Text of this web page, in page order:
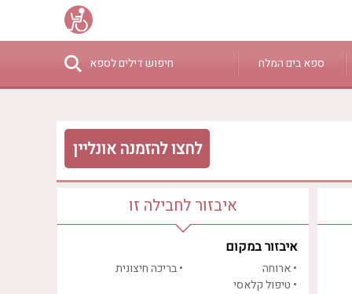
חיפוש דילים לספא ספא בים המלח
לחצו להזמנה אונליין
איבזור לחבילה זו
איבזור במקום
• ארוחה
• בריכה חיצונית
• טיפול קלאסי